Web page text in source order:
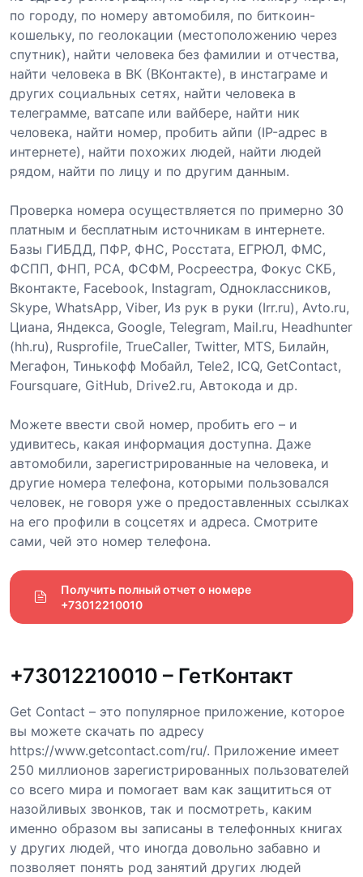
по городу, по номеру автомобиля, по биткоин-
кошельку, по геолокации (местоположению через
спутник), найти человека без фамилии и отчества,
найти человека в ВК (ВКонтакте), в инстаграме и
других социальных сетях, найти человека в
телеграмме, ватсапе или вайбере, найти ник
человека, найти номер, пробить айпи (IP-адрес в
интернете), найти похожих людей, найти людей
рядом, найти по лицу и по другим данным.
Проверка номера осуществляется по примерно 30
платным и бесплатным источникам в интернете.
Базы ГИБДД, ПФР, ФНС, Росстата, ЕГРЮЛ, ФМС,
ФСПП, ФНП, РСА, ФСФМ, Росреестра, Фокус СКБ,
Вконтакте, Facebook, Instagram, Одноклассников,
Skype, WhatsApp, Viber, Из рук в руки (Irr.ru), Avto.ru,
Циана, Яндекса, Google, Telegram, Mail.ru, Headhunter
(hh.ru), Rusprofile, TrueCaller, Twitter, MTS, Билайн,
Мегафон, Тинькофф Мобайл, Tele2, ICQ, GetContact,
Foursquare, GitHub, Drive2.ru, Автокода и др.
Можете ввести свой номер, пробить его – и
удивитесь, какая информация доступна. Даже
автомобили, зарегистрированные на человека, и
другие номера телефона, которыми пользовался
человек, не говоря уже о предоставленных ссылках
на его профили в соцсетях и адреса. Смотрите
сами, чей это номер телефона.
Получить полный отчет о номере
+73012210010
+73012210010 – ГетКонтакт
Get Contact – это популярное приложение, которое
вы можете скачать по адресу
https://www.getcontact.com/ru/. Приложение имеет
250 миллионов зарегистрированных пользователей
со всего мира и помогает вам как защититься от
назойливых звонков, так и посмотреть, каким
именно образом вы записаны в телефонных книгах
у других людей, что иногда довольно забавно и
позволяет понять род занятий других людей